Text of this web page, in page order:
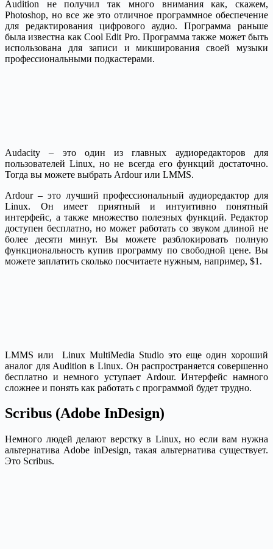
Audition не получил так много внимания как, скажем,
Photoshop, но все же это отличное программное обеспечение
для редактирования цифрового аудио. Программа раньше
была известна как Cool Edit Pro. Программа также может быть
использована для записи и микширования своей музыки
профессиональными подкастерами.
Audacity – это один из главных аудиоредакторов для
пользователей Linux, но не всегда его функций достаточно.
Тогда вы можете выбрать Ardour или LMMS.
Ardour – это лучший профессиональный аудиоредактор для
Linux. Он имеет приятный и интуитивно понятный
интерфейс, а также множество полезных функций. Редактор
доступен бесплатно, но может работать со звуком длиной не
более десяти минут. Вы можете разблокировать полную
функциональность купив программу по свободной цене. Вы
можете заплатить сколько посчитаете нужным, например, $1.
LMMS или Linux MultiMedia Studio это еще один хороший
аналог для Audition в Linux. Он распространяется совершенно
бесплатно и немного уступает Ardour. Интерфейс намного
сложнее и понять как работать с программой будет трудно.
Scribus (Adobe InDesign)
Немного людей делают верстку в Linux, но если вам нужна
альтернатива Adobe inDesign, такая альтернатива существует.
Это Scribus.